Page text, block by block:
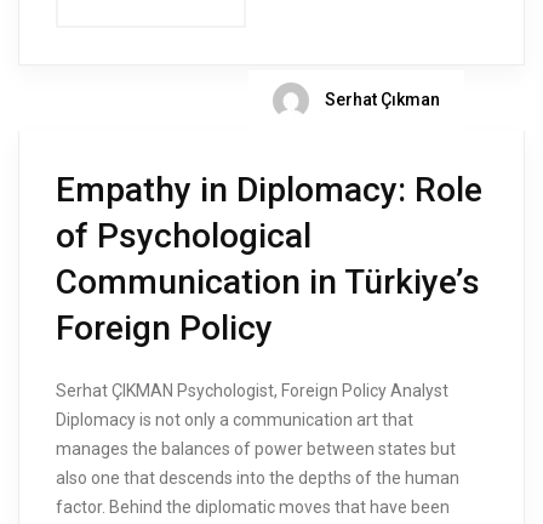
Serhat Çıkman
Empathy in Diplomacy: Role
of Psychological
Communication in Türkiye’s
Foreign Policy
Serhat ÇIKMAN Psychologist, Foreign Policy Analyst
Diplomacy is not only a communication art that
manages the balances of power between states but
also one that descends into the depths of the human
factor. Behind the diplomatic moves that have been